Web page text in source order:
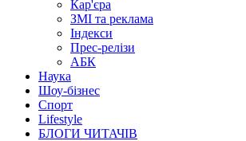
Кар'єра
ЗМІ та реклама
Індекси
Прес-релізи
АБК
Наука
Шоу-бізнес
Спорт
Lifestyle
БЛОГИ ЧИТАЧІВ